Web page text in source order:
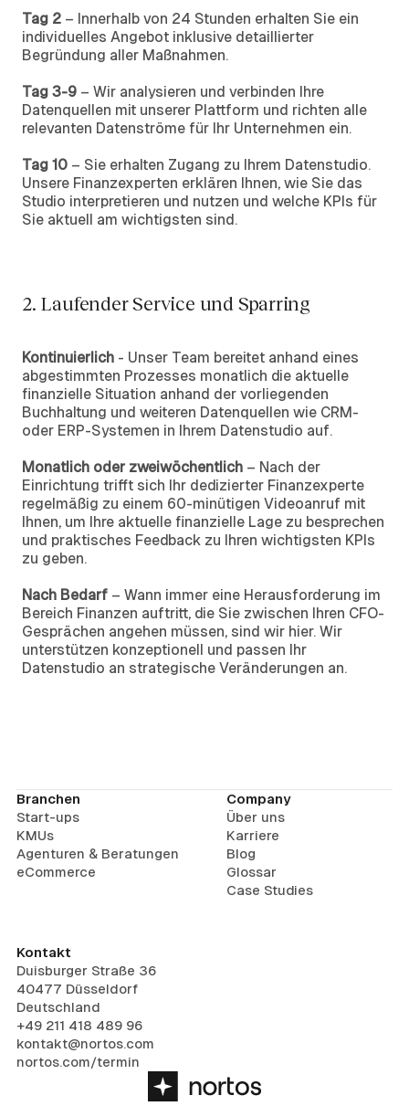
Tag 2 – Innerhalb von 24 Stunden erhalten Sie ein
individuelles Angebot inklusive detaillierter
Begründung aller Maßnahmen.
Tag 3-9 – Wir analysieren und verbinden Ihre
Datenquellen mit unserer Plattform und richten alle
relevanten Datenströme für Ihr Unternehmen ein.
Tag 10 – Sie erhalten Zugang zu Ihrem Datenstudio.
Unsere Finanzexperten erklären Ihnen, wie Sie das
Studio interpretieren und nutzen und welche KPIs für
Sie aktuell am wichtigsten sind.
2. Laufender Service und Sparring
Kontinuierlich - Unser Team bereitet anhand eines
abgestimmten Prozesses monatlich die aktuelle
finanzielle Situation anhand der vorliegenden
Buchhaltung und weiteren Datenquellen wie CRM-
oder ERP-Systemen in Ihrem Datenstudio auf.
Monatlich oder zweiwöchentlich – Nach der
Einrichtung trifft sich Ihr dedizierter Finanzexperte
regelmäßig zu einem 60-minütigen Videoanruf mit
Ihnen, um Ihre aktuelle finanzielle Lage zu besprechen
und praktisches Feedback zu Ihren wichtigsten KPIs
zu geben.
Nach Bedarf – Wann immer eine Herausforderung im
Bereich Finanzen auftritt, die Sie zwischen Ihren CFO-
Gesprächen angehen müssen, sind wir hier. Wir
unterstützen konzeptionell und passen Ihr
Datenstudio an strategische Veränderungen an.
Branchen
Start-ups
KMUs
Agenturen & Beratungen
eCommerce
Company
Über uns
Karriere
Blog
Glossar
Case Studies
Kontakt
Duisburger Straße 36
40477 Düsseldorf
Deutschland
+49 211 418 489 96
kontakt@nortos.com
nortos.com/termin